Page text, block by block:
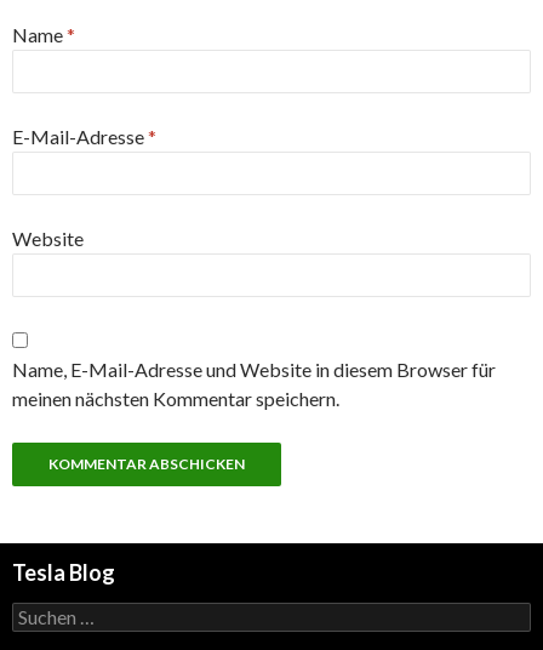
Name*
E-Mail-Adresse*
Website
Name, E-Mail-Adresse und Website in diesem Browser für
meinen nächsten Kommentar speichern.
Tesla Blog
Suchen
nach: